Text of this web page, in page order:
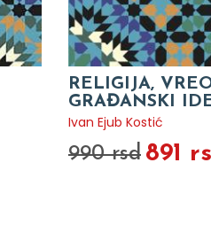
RELIGIJA,
GRAĐANSKI
Ivan Ejub Kostić
990 rsd 891